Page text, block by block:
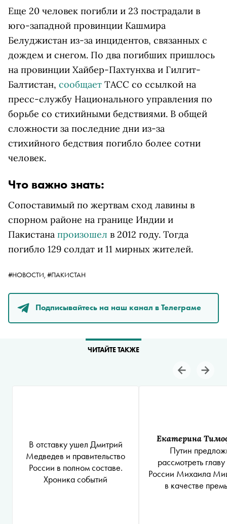
Еще 20 человек погибли и 23 пострадали в
юго-западной провинции Кашмира
Белуджистан из-за инцидентов, связанных с
дождем и снегом. По два погибших пришлось
на провинции Хайбер-Пахтунхва и Гилгит-
Балтистан, сообщает ТАСС со ссылкой на
пресс-службу Национального управления по
борьбе со стихийными бедствиями. В общей
сложности за последние дни из-за
стихийного бедствия погибло более сотни
человек.
Что важно знать:
Сопоставимый по жертвам сход лавины в
спорном районе на границе Индии и
Пакистана произошел в 2012 году. Тогда
погибло 129 солдат и 11 мирных жителей.
#НОВОСТИ, #ПАКИСТАН
Подписывайтесь на наш канал в Телеграме
ЧИТАЙТЕ ТАКЖЕ
В отставку ушел Дмитрий
Медведев и правительство
России в полном составе.
Хроника событий
Екатерина
Путин
рассмотреть
России Михаила
в качестве